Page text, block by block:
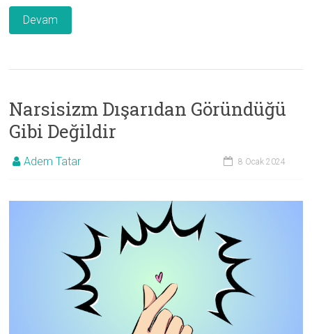
Devam
Narsisizm Dışarıdan Göründüğü
Gibi Değildir
Adem Tatar 8 Ocak 2024